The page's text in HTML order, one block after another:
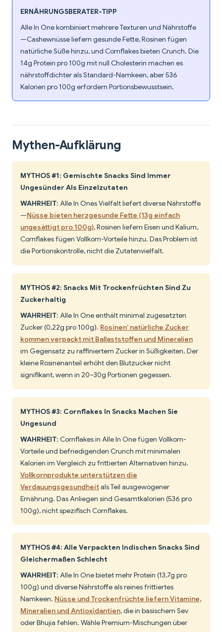
ERNÄHRUNGSBERATER-TIPP
Alle In One kombiniert mehrere Texturen und Nährstoffe
—Cashewnüsse liefern gesunde Fette, Rosinen fügen
natürliche Süße hinzu, und Cornflakes bieten Crunch. Die
14g Protein pro 100g mit null Cholesterin machen es
nährstoffdichter als Standard-Namkeen, aber 536
Kalorien pro 100g erfordern Portionsbewusstsein.
Mythen-Aufklärung
MYTHOS #1: Gemischte Snacks Sind Immer
Ungesünder Als Einzelzutaten
WAHRHEIT: Alle In Ones Vielfalt liefert diverse Nährstoffe
—Nüsse bieten herzgesunde Fette (13g einfach
ungesättigt pro 100g), Rosinen liefern Eisen und Kalium,
Cornflakes fügen Vollkorn-Vorteile hinzu. Das Problem ist
die Portionskontrolle, nicht die Zutatenvielfalt.
MYTHOS #2: Snacks Mit Trockenfrüchten Sind Zu
Zuckerhaltig
WAHRHEIT: Alle In One enthält minimal zugesetzten
Zucker (0,22g pro 100g). Rosinen' natürliche Zucker
kommen verpackt mit Ballaststoffen und Mineralien
im Gegensatz zu raffiniertem Zucker in Süßigkeiten. Der
kleine Rosinenanteil erhöht den Blutzucker nicht
signifikant, wenn in 20–30g Portionen gegessen.
MYTHOS #3: Cornflakes In Snacks Machen Sie
Ungesund
WAHRHEIT: Cornflakes in Alle In One fügen Vollkorn-
Vorteile und befriedigenden Crunch mit minimalen
Kalorien im Vergleich zu frittierten Alternativen hinzu.
Vollkornprodukte unterstützen die
Verdauungsgesundheitals Teil ausgewogener
Ernährung. Das Anliegen sind Gesamtkalorien (536 pro
100g), nicht spezifisch Cornflakes.
MYTHOS #4: Alle Verpackten Indischen Snacks Sind
Gleichermaßen Schlecht
WAHRHEIT: Alle In One bietet mehr Protein (13,7g pro
100g) und diverse Nährstoffe als reines frittiertes
Namkeen. Nüsse und Trockenfrüchte liefern Vitamine,
Mineralien und Antioxidantien, die in basischem Sev
oder Bhujia fehlen. Wähle Premium-Mischungen über